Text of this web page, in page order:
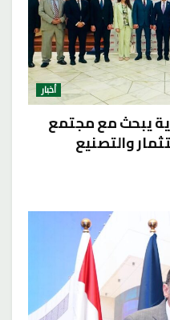
أخبار
يبحث مع مجتمع
والتصنيع